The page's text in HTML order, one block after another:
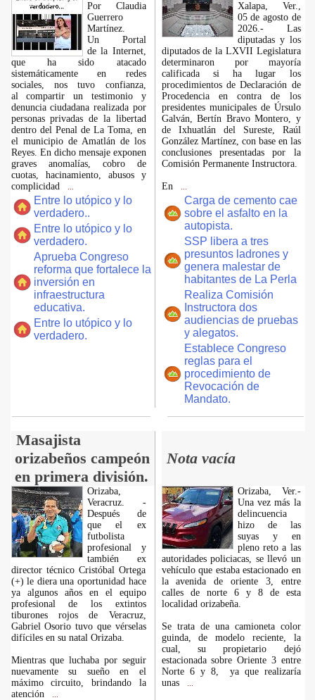
Por Claudia
Guerrero
Martínez.
​Un Portal
de la Internet,
que ha sido atacado
sistemáticamente en redes
sociales, nos tuvo confianza,
al compartir un testimonio y
denuncia ciudadana realizada por
personas privadas de la libertad
dentro del Penal de La Toma, en
el municipio de Amatlán de los
Reyes. En dicho mensaje exponen
graves anomalías, cobro de
cuotas, hacinamiento, abusos y
complicidad
Entre lo utópico y lo
verdadero..
Entre lo utópico y lo
verdadero.
Aprueba Congreso
reforma que fortalece la
inversión en
infraestructura
educativa.
Entre lo utópico y lo
verdadero.
Xalapa, Ver.,
05 de agosto de
2026.- Las
diputadas y los
diputados de la LXVII Legislatura
determinaron por mayoría
calificada si ha lugar los
procedimientos de Declaración de
Procedencia en contra de los
presidentes municipales de Úrsulo
Galván, Bertín Bravo Montero, y
de Ixhuatlán del Sureste, Raúl
González Martínez, con base en las
conclusiones presentadas por la
Comisión Permanente Instructora.
En
Carga de cemento cae
sobre el asfalto en la
autopista.
SSP libera a tres
presuntos ladrones y
genera malestar de
habitantes de La Perla
Realiza Comisión
Instructora dos
audiencias de pruebas
y alegatos.
Establece Congreso
reglas para el
procedimiento de
Revocación de
Mandato.
Masajista
orizabeños campeón
en primera división.
Nota vacía
Orizaba,
Veracruz. -
Después de
que el ex
futbolista
profesional y
también ex
director técnico Cristóbal Ortega
(+) le diera una oportunidad hace
ya algunos años en el equipo
profesional de los extintos
tiburones rojos de Veracruz,
Gabriel Osorio tuvo que vérselas
difíciles en su natal Orizaba.
Mientras que luchaba por seguir
nuevamente su sueño en el
máximo circuito, brindando la
atención
Orizaba, Ver.-
Una vez más la
delincuencia
hizo de las
suyas y en
pleno reto a las
autoridades policiacas, se llevó un
vehículo que estaba estacionado en
la avenida de oriente 3, entre
calles de norte 6 y 8 de esta
localidad orizabeña.
Se trata de una camioneta color
guinda, de modelo reciente, la
cual, su propietario dejó
estacionada sobre Oriente 3 entre
Norte 6 y 8, ya que realizaría
unas